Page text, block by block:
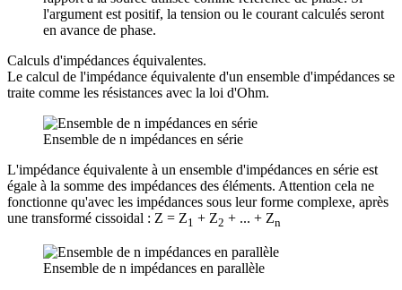
l'argument est positif, la tension ou le courant calculés seront
en avance de phase.
Calculs d'impédances équivalentes.
Le calcul de l'impédance équivalente d'un ensemble d'impédances se
traite comme les résistances avec la loi d'Ohm.
Ensemble de n impédances en série
L'impédance équivalente à un ensemble d'impédances en série est
égale à la somme des impédances des éléments. Attention cela ne
fonctionne qu'avec les impédances sous leur forme complexe, après
une transformé cissoidal : Z = Z1 + Z2 + ... + Zn
Ensemble de n impédances en parallèle